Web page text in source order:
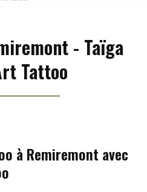
- Taïga
Tattoo
à Remiremont avec